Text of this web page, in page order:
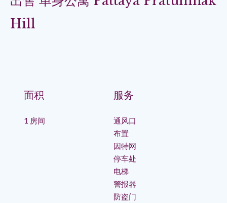
Hill
面积
1 房间
服务
通风口
布置
因特网
停车处
电梯
警报器
防盗门